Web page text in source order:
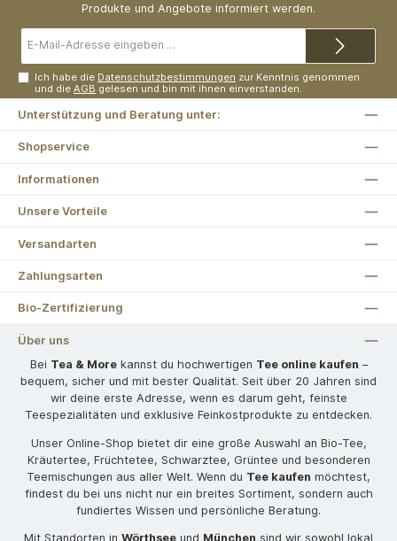
Produkte und Angebote informiert werden.
Mail-
Ich habe die Datenschutzbestimmungen zur Kenntnis genommen
und dieAGB gelesen und bin mit ihnen einverstanden.
Unterstützung und Beratung unter:
Shopservice
Informationen
Unsere Vorteile
Versandarten
Zahlungsarten
Bio-Zertifizierung
Über uns
Bei Tea & Morekannst du hochwertigen Tee online kaufen –
bequem, sicher und mit bester Qualität. Seit über 20 Jahren sind
wir deine erste Adresse, wenn es darum geht, feinste
Teespezialitäten und exklusive Feinkostprodukte zu entdecken.
Unser Online-Shop bietet dir eine große Auswahl an Bio-Tee,
Kräutertee, Früchtetee, Schwarztee, Grüntee und besonderen
Teemischungen aus aller Welt. Wenn du Tee kaufen möchtest,
findest du bei uns nicht nur ein breites Sortiment, sondern auch
fundiertes Wissen und persönliche Beratung.
Mit Standorten in Wörthsee und München sind wir sowohl lokal